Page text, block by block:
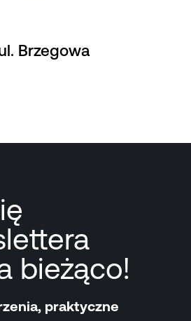
Brzegowa
bieżąco!
praktyczne